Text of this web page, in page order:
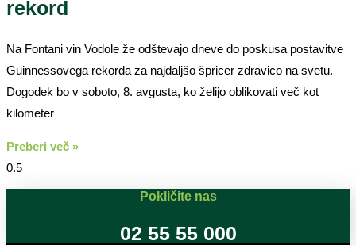
rekord
Na Fontani vin Vodole že odštevajo dneve do poskusa postavitve
Guinnessovega rekorda za najdaljšo špricer zdravico na svetu.
Dogodek bo v soboto, 8. avgusta, ko želijo oblikovati več kot
kilometer
Preberi več »
Pokličite nas
02 55 55 000